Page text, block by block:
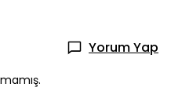
Yorum Yap